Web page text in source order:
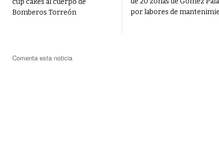
cup cakes al cuerpo de
Bomberos Torreón
por labores de
Comenta esta noticia